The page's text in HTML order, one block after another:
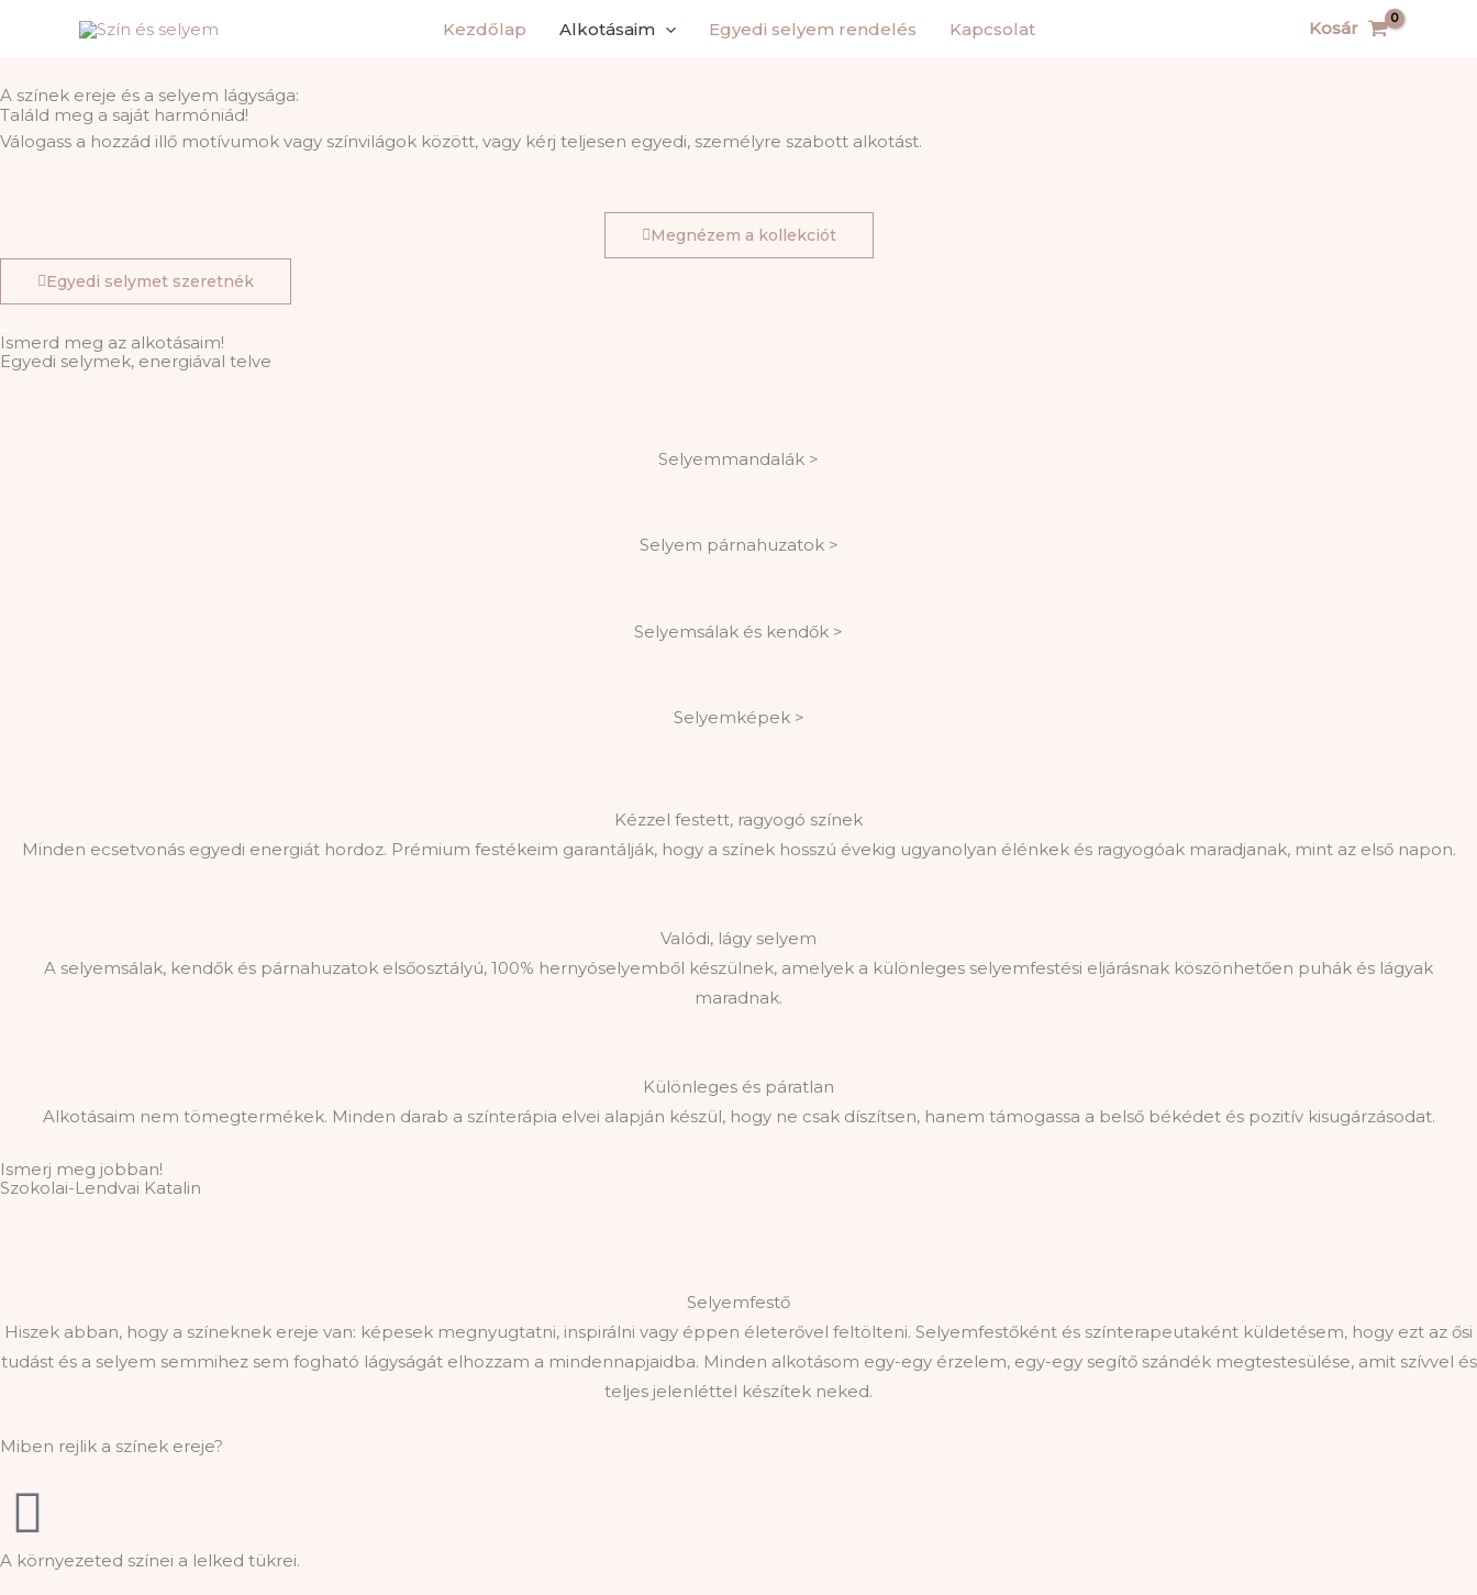
Kezdőlap Alkotásaim Egyedi selyem rendelés Kapcsolat Kosár
A színek ereje és a selyem lágysága:
Találd meg a saját harmóniád!
Válogass a hozzád illő motívumok vagy színvilágok között, vagy kérj teljesen egyedi, személyre szabott alkotást.
Megnézem a kollekciót
Egyedi selymet szeretnék
Ismerd meg az alkotásaim!
Egyedi selymek, energiával telve
Selyemmandalák >
Selyem párnahuzatok >
Selyemsálak és kendők >
Selyemképek >
Kézzel festett, ragyogó színek
Minden ecsetvonás egyedi energiát hordoz. Prémium festékeim garantálják, hogy a színek hosszú évekig ugyanolyan élénkek és ragyogóak maradjanak, mint az első napon.
Valódi, lágy selyem
A selyemsálak, kendők és párnahuzatok elsőosztályú, 100% hernyóselyemből készülnek, amelyek a különleges selyemfestési eljárásnak köszönhetően puhák és lágyak
maradnak.
Különleges és páratlan
Alkotásaim nem tömegtermékek. Minden darab a színterápia elvei alapján készül, hogy ne csak díszítsen, hanem támogassa a belső békédet és pozitív kisugárzásodat.
Ismerj meg jobban!
Szokolai-Lendvai Katalin
Selyemfestő
Hiszek abban, hogy a színeknek ereje van: képesek megnyugtatni, inspirálni vagy éppen életerővel feltölteni. Selyemfestőként és színterapeutaként küldetésem, hogy ezt az ősi
tudást és a selyem semmihez sem fogható lágyságát elhozzam a mindennapjaidba. Minden alkotásom egy-egy érzelem, egy-egy segítő szándék megtestesülése, amit szívvel és
teljes jelenléttel készítek neked.
Miben rejlik a színek ereje?
A környezeted színei a lelked tükrei.